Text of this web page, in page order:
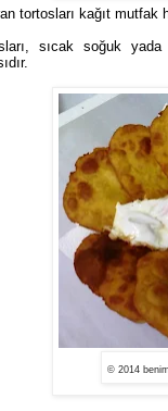
tortosları kağıt mutfak
sıcak soğuk
© 2014